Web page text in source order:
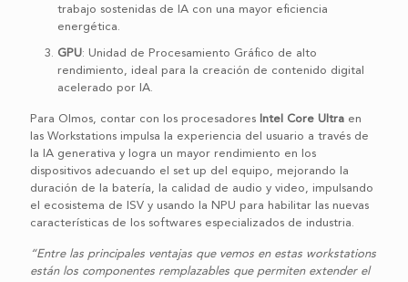
trabajo sostenidas de IA con una mayor eficiencia
energética.
GPU: Unidad de Procesamiento Gráfico de alto
rendimiento, ideal para la creación de contenido digital
acelerado por IA.
Para Olmos, contar con los procesadores Intel Core Ultra en
las Workstations impulsa la experiencia del usuario a través de
la IA generativa y logra un mayor rendimiento en los
dispositivos adecuando el set up del equipo, mejorando la
duración de la batería, la calidad de audio y video, impulsando
el ecosistema de ISV y usando la NPU para habilitar las nuevas
características de los softwares especializados de industria.
“Entre las principales ventajas que vemos en estas workstations
están los componentes remplazables que permiten extender el